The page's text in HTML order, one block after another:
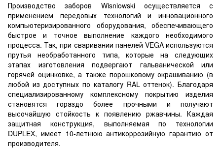
Производство заборов Wisniowski осуществляется с
применением передовых технологий и инновационного
компьютеризированного оборудования, обеспечивающего
быстрое и точное выполнение каждого необходимого
процесса. Так, при сваривании панелей VEGA используются
прутья необработанного типа, которые на следующих
этапах изготовления подвергают гальванической или
горячей оцинковке, а также порошковому окрашиванию (в
любой из доступных по каталогу RAL оттенок). Благодаря
специализированному комплексному покрытию изделия
становятся гораздо более прочными и получают
высочайшую стойкость к появлению ржавчины. Каждая
защитная конструкция, выполняемая по технологии
DUPLEX, имеет 10-летнюю антикоррозийную гарантию от
производителя.